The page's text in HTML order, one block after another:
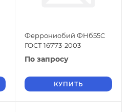
Феррониобий ФНб55С
ГОСТ 16773-2003
По запросу
КУПИТЬ